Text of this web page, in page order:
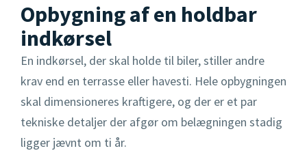
Opbygning af en holdbar
indkørsel
En indkørsel, der skal holde til biler, stiller andre
krav end en terrasse eller havesti. Hele opbygningen
skal dimensioneres kraftigere, og der er et par
tekniske detaljer der afgør om belægningen stadig
ligger jævnt om ti år.